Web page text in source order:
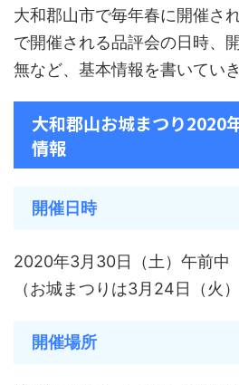
大和郡山市で毎年春に開催さ
で開催される品評会の日時、
無など、基本情報を書いていき
大和郡山お城まつり2020
情報
開催日時
2020年3月30日（土）午前中
（お城まつりは3月24日（火
開催場所